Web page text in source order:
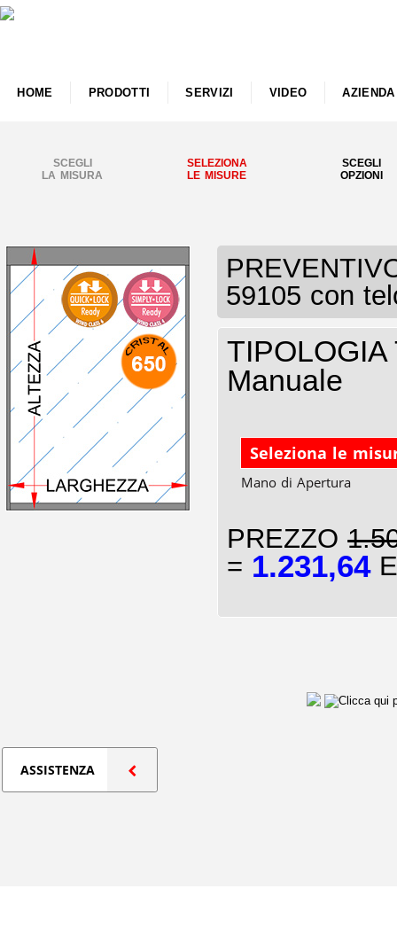
HOME PRODOTTI SERVIZI VIDEO AZIENDA
SCEGLI
LA MISURA
SELEZIONA
LE MISURE
SCEGLI
OPZIONI
59105 con
Manuale
Seleziona le
Mano di Apertura
PREZZO
= 1.231,64
ASSISTENZA